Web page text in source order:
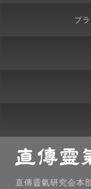
プ
直傳靈氣研究会本